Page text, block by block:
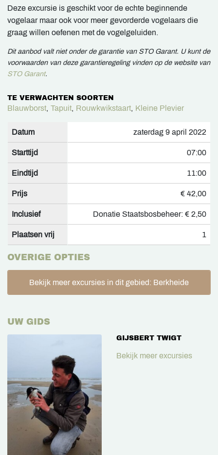
Deze excursie is geschikt voor de echte beginnende
vogelaar maar ook voor meer gevorderde vogelaars die
graag willen oefenen met de vogelgeluiden.
Dit aanbod valt niet onder de garantie van STO Garant. U kunt de
voorwaarden van deze garantieregeling vinden op de website van
STO Garant.
TE VERWACHTEN SOORTEN
Blauwborst, Tapuit, Rouwkwikstaart, Kleine Plevier
Datum zaterdag 9 april 2022
Starttijd 07:00
Eindtijd 11:00
Prijs € 42,00
Inclusief Donatie Staatsbosbeheer: € 2,50
Plaatsen vrij 1
OVERIGE OPTIES
Bekijk meer excursies in dit gebied: Berkheide
UW GIDS
GIJSBERT TWIGT
Bekijk meer excursies